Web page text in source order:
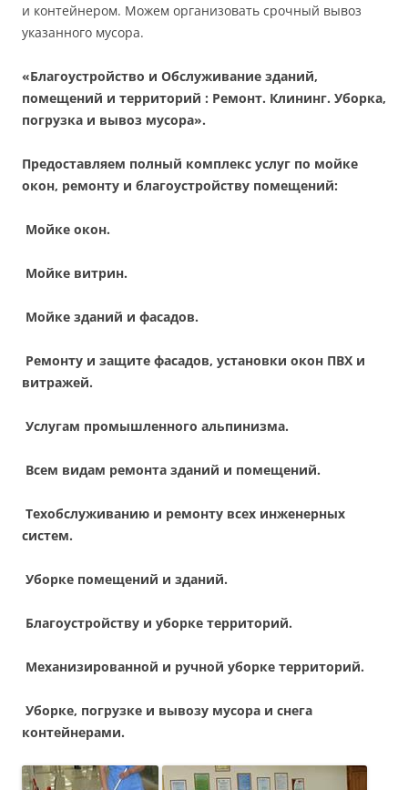
и контейнером. Можем организовать срочный вывоз
указанного мусора.
«Благоустройство и Обслуживание зданий,
помещений и территорий : Ремонт. Клининг. Уборка,
погрузка и вывоз мусора».
Предоставляем полный комплекс услуг по мойке
окон, ремонту и благоустройству помещений:
Мойке окон.
Мойке витрин.
Мойке зданий и фасадов.
Ремонту и защите фасадов, установки окон ПВХ и
витражей.
Услугам промышленного альпинизма.
Всем видам ремонта зданий и помещений.
Техобслуживанию и ремонту всех инженерных
систем.
Уборке помещений и зданий.
Благоустройству и уборке территорий.
Механизированной и ручной уборке территорий.
Уборке, погрузке и вывозу мусора и снега
контейнерами.